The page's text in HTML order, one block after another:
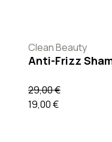
Clean Beauty
Anti-Frizz
29,00 €
19,00 €